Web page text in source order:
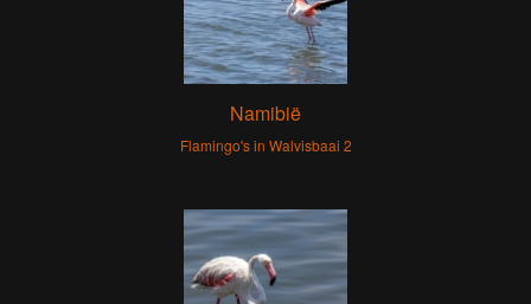
Namibië
Flamingo's in Walvisbaai 2